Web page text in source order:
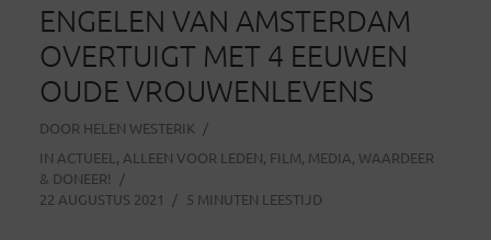
ENGELEN VAN AMSTERDAM
OVERTUIGT MET 4 EEUWEN
OUDE VROUWENLEVENS
DOOR HELEN WESTERIK
IN ACTUEEL , ALLEEN VOOR LEDEN, FILM, MEDIA, WAARDEER
& DONEER!
22 AUGUSTUS 2021
5 MINUTEN LEESTIJD